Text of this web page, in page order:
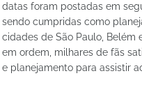
datas foram postadas em
sendo cumpridas como
cidades de São Paulo, Belém
em ordem, milhares de fãs
e planejamento para assistir